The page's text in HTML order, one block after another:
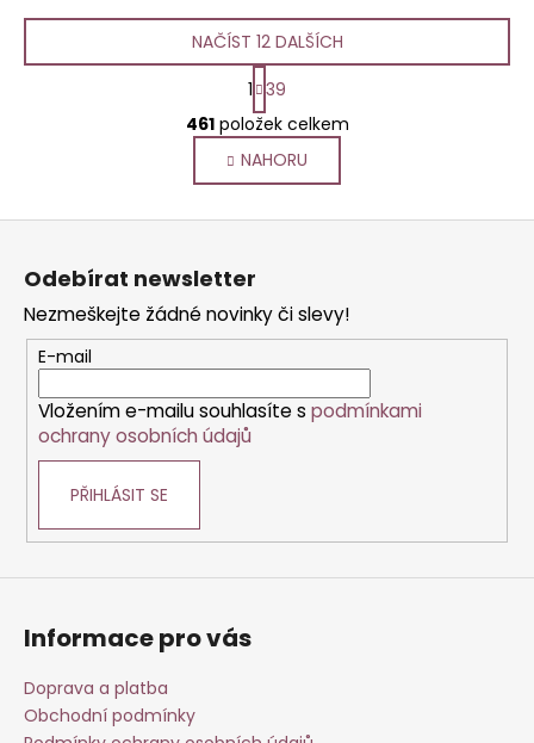
O
v
l
á
d
p
r
v
k
y
u
NAČÍST 12 DALŠÍCH
S
t
r
á
n
k
1 39
461položek celkem
NAHORU
Z
Odebírat newsletter
Nezmeškejte žádné novinky či slevy!
E-mail
Vložením e-mailu souhlasíte s podmínkami
ochrany osobních údajů
PŘIHLÁSIT SE
Informace pro vás
Doprava a platba
Obchodní podmínky